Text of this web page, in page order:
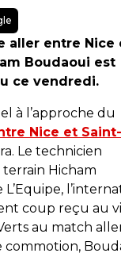
aller entre Nice
Boudaoui est
ce vendredi.
à l’approche du
Nice et Saint-
Le technicien
Hicham
coup reçu au
au match
commotion,